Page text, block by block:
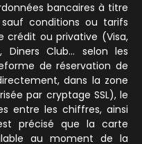
bancaires à titre
conditions ou tarifs
crédit ou privative (Visa,
Diners Club… selon les
de réservation de
dans la zone
par cryptage SSL), le
entre les chiffres, ainsi
précisé que la carte
au moment de la